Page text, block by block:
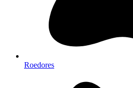
Roedores